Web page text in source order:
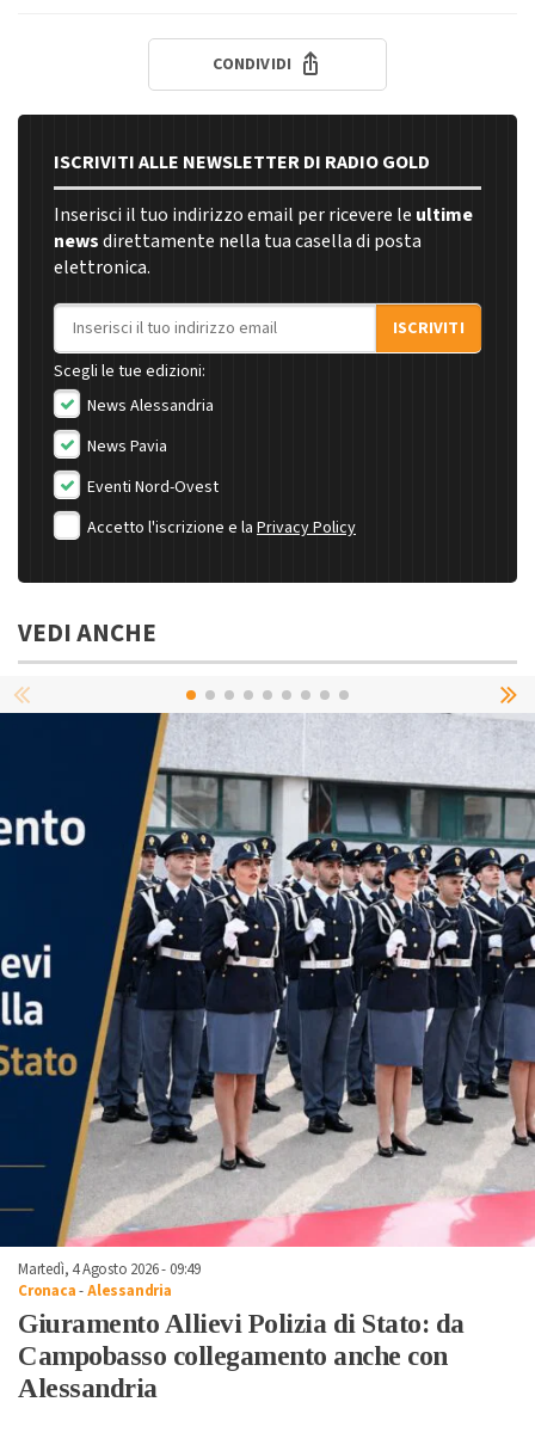
CONDIVIDI
ISCRIVITI ALLE NEWSLETTER DI RADIO GOLD
Inserisci il tuo indirizzo email per ricevere le ultime
newsdirettamente nella tua casella di posta
elettronica.
Indirizzo email
ISCRIVITI
Scegli le tue edizioni:
News Alessandria
News Pavia
Eventi Nord-Ovest
Accetto l'iscrizione e la Privacy Policy
VEDI ANCHE
Martedì, 4 Agosto 2026 - 09:49
Cronaca-Alessandria
Giuramento Allievi Polizia di Stato: da
Campobasso collegamento anche con
Alessandria